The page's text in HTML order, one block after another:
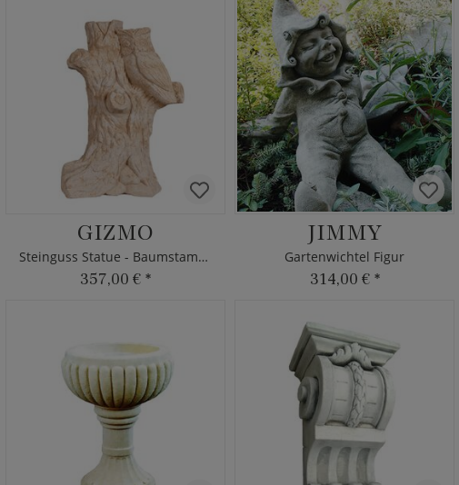
GIZMO
Steinguss Statue - Baumstamm mit Eule
357,00 € *
JIMMY
Gartenwichtel Figur
314,00 € *